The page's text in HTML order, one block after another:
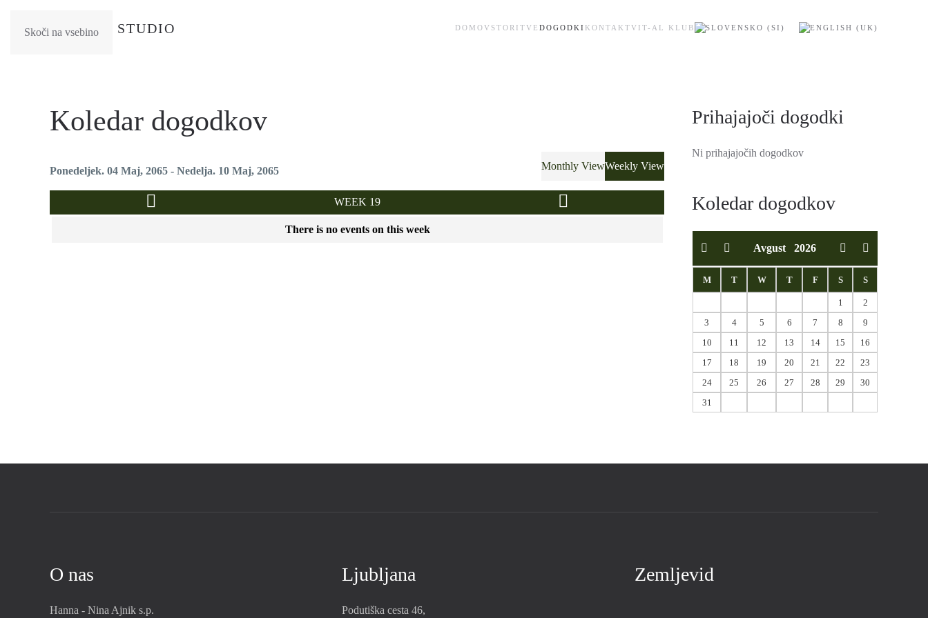
Skoči na vsebino DOMOV STORITVE DOGODKI KONTAKTVIT-AL KLUB
Koledar dogodkov
Ponedeljek. 04 Maj, 2065 - Nedelja. 10 Maj, 2065 Monthly ViewWeekly View
WEEK 19
There is no events on this week
Prihajajoči dogodki
Ni prihajajočih dogodkov
Koledar dogodkov
Avgust 2026
M T W T F S S
1
2
3
4 5 6 7 8
9
10
11 12 13 14 15
16
17
18 19 20 21 22
23
24
25 26 27 28 29
30
31
O nas
Hanna - Nina Ajnik s.p.
Ljubljana
Podutiška cesta 46,
Zemljevid